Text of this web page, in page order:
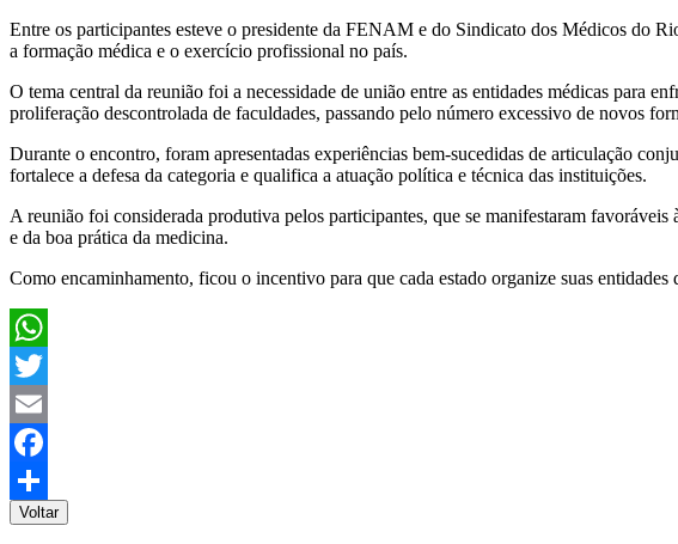
Entre os participantes esteve o presidente da FENAM e do Sindicato dos Médicos do
a formação médica e o exercício profissional no país.
O tema central da reunião foi a necessidade de união entre as entidades médicas para
proliferação descontrolada de faculdades, passando pelo número excessivo de novos
Durante o encontro, foram apresentadas experiências bem-sucedidas de articulação
fortalece a defesa da categoria e qualifica a atuação política e técnica das instituições.
A reunião foi considerada produtiva pelos participantes, que se manifestaram
e da boa prática da medicina.
Como encaminhamento, ficou o incentivo para que cada estado organize suas
WhatsApp
Twitter
Email
Facebook
Share
Voltar